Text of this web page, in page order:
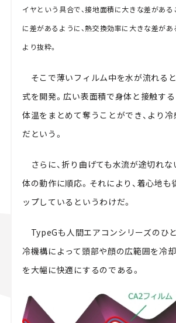
イヤという具合で、接地面積に大きな差があ
に差があるように、熱交換効率に大きな差があ
より抜粋。
そこで薄いフィルム中を水が流れる
式を開発。広い表面積で身体と接触す
体温をまとめて奪うことができ、より
だという。
さらに、折り曲げても水流が途切れな
体の動作に順応。それにより、着心地も
ップしているというわけだ。
TypeGも人間エアコンシリーズのひ
冷機構によって頭部や顔の広範囲を冷
を大幅に快適にするのである。